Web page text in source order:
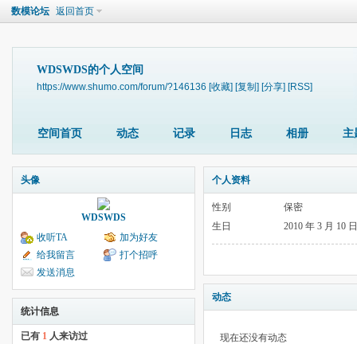
数模论坛 返回首页
WDSWDS的个人空间
https://www.shumo.com/forum/?146136 [收藏] [复制] [分享] [RSS]
空间首页 动态 记录 日志 相册 主
头像
WDSWDS
收听TA
加为好友
给我留言
打个招呼
发送消息
统计信息
已有 1 人来访过
个人资料
性别
保密
生日
2010 年 3 月 10 日
动态
现在还没有动态